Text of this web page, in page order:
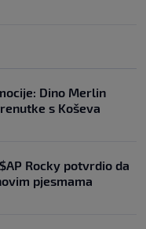
Dino Merlin
s Koševa
Rocky potvrdio da
pjesmama